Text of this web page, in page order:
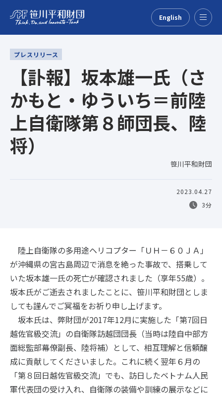
English
プレスリリース
【訃報】坂本雄一氏（さ
かもと・ゆういち＝前陸
上自衛隊第８師団長、陸
将）
笹川平和財団
2023.04.27
3分
陸上自衛隊の多用途ヘリコプター「ＵＨ－６０ＪＡ」
が沖縄県の宮古島周辺で消息を絶った事故で、搭乗して
いた坂本雄一氏の死亡が確認されました（享年55歳）。
坂本氏がご逝去されましたことに、笹川平和財団としま
しても謹んでご冥福をお祈り申し上げます。
坂本氏は、弊財団が2017年12月に実施した「第7回日
越佐官級交流」の自衛隊訪越団団長（当時は陸自中部方
面総監部幕僚副長、陸将補）として、相互理解と信頼醸
成に貢献してくださいました。これに続く翌年６月の
「第８回日越佐官級交流」でも、訪日したベトナム人民
軍代表団の受け入れ、自衛隊の装備や訓練の展示などに